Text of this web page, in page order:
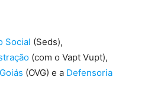
Social (Seds),
(com o Vapt Vupt),
(OVG) e a Defensoria